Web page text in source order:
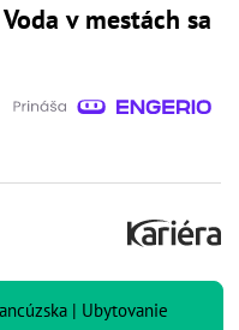
v mestách sa
| Ubytovanie